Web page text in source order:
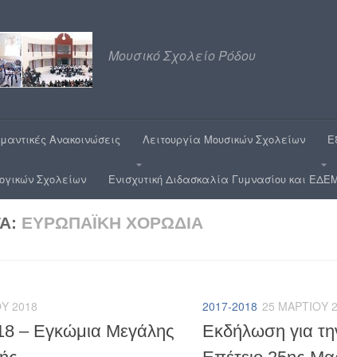
Μουσικό Σχολείο Ρόδου
Ανακοινώσεις Λειτουργία Μουσικών Σχολείων
Σχολείων Ενισχυτική Διδασκαλία Γυμνασίου και
ΕΥΡΩΠΑΪΚΉ ΧΟΡΩΔΊΑ
2018
– Εγκώμια Μεγάλης
2017-2018 25 ΜΑΡΤΊΟΥ
Εκδήλωση για